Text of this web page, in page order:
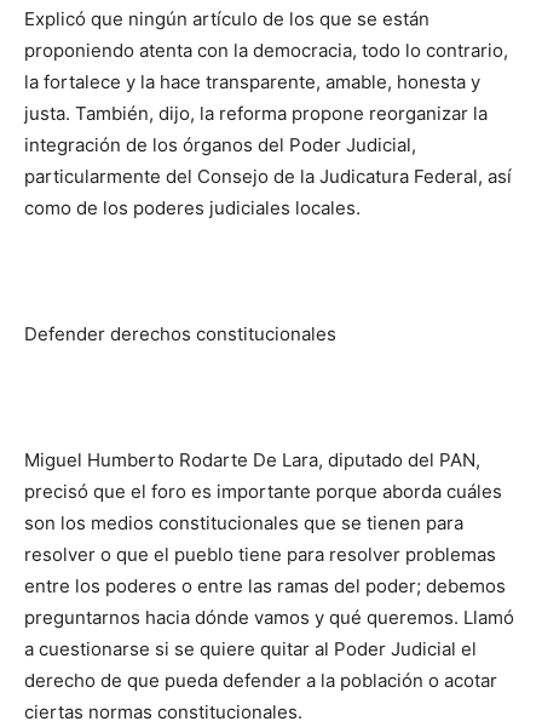
Explicó que ningún artículo de los que se están
proponiendo atenta con la democracia, todo lo contrario,
la fortalece y la hace transparente, amable, honesta y
justa. También, dijo, la reforma propone reorganizar la
integración de los órganos del Poder Judicial,
particularmente del Consejo de la Judicatura Federal, así
como de los poderes judiciales locales.
Defender derechos constitucionales
Miguel Humberto Rodarte De Lara, diputado del PAN,
precisó que el foro es importante porque aborda cuáles
son los medios constitucionales que se tienen para
resolver o que el pueblo tiene para resolver problemas
entre los poderes o entre las ramas del poder; debemos
preguntarnos hacia dónde vamos y qué queremos. Llamó
a cuestionarse si se quiere quitar al Poder Judicial el
derecho de que pueda defender a la población o acotar
ciertas normas constitucionales.